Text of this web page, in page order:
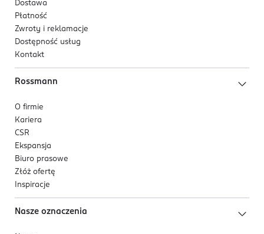
Dostawa
Płatność
Zwroty i reklamacje
Dostępność usług
Kontakt
Rossmann
O firmie
Kariera
CSR
Ekspansja
Biuro prasowe
Złóż ofertę
Inspiracje
Nasze oznaczenia